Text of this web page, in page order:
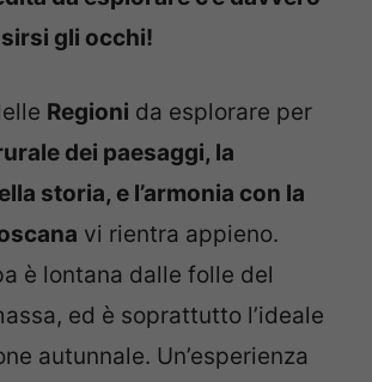
gli occhi!
Regioni da esplorare per
dei paesaggi, la
storia, e l’armonia con la
vi rientra appieno.
è lontana dalle folle del
ed è soprattutto l’ideale
autunnale. Un’esperienza